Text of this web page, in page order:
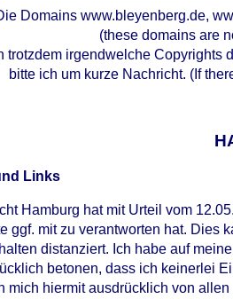
Domains www.bleyenberg.de,
(these domains are
trotzdem irgendwelche Copyrights
bitte ich um kurze Nachricht. (If
Links
Hamburg hat mit Urteil vom
ggf. mit zu verantworten hat. Dies
distanziert. Ich habe auf
betonen, dass ich keinerlei
mich hiermit ausdrücklich von